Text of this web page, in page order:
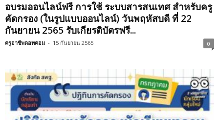
อบรมออนไลน์ฟรี การใช้ ระบบสารสนเทศ สำหรับครู
คัดกรอง (ในรูปแบบออนไลน์) วันพฤหัสบดี ที่ 22
กันยายน 2565 รับเกียรติบัตรฟรี...
ครูอาชีพดอทคอม - 15 กันยายน 2565 0